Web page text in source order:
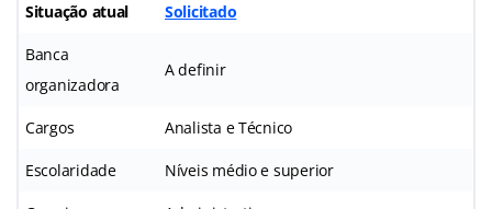
Situação atual Solicitado
Banca
organizadora
A definir
Cargos Analista e Técnico
Escolaridade Níveis médio e superior